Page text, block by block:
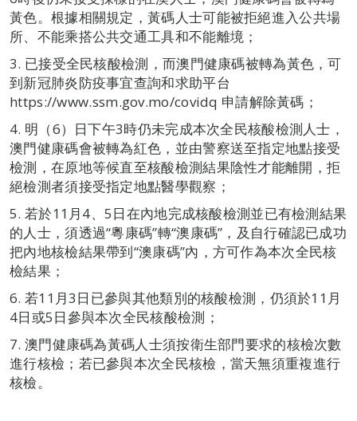
黃色。根據相關規定，黃碼人士可能被拒絕進入公共場
所、不能乘搭公共交通工具和不能離境；
3. 已接受全民核酸檢測，而澳門健康碼被轉為黃色，可
到新冠肺炎防疫事宜查詢和求助平台
https://www.ssm.gov.mo/covidq 申請解除黃碼；
4. 明（6）日下午3時仍未完成本次全民核酸檢測人士，
澳門健康碼會被轉為紅色，並由警察送至指定地點接受
檢測，在原地等候直至核酸檢測結果陰性才能離開，拒
絕檢測者須接受指定地點醫學觀察；
5. 若於11月4、5日在內地完成核酸檢測並已有檢測結果
的人士，須透過“粵康碼”轉“澳康碼”，及自行確認已成功
把內地核檢結果帶到“澳康碼”內，方可作為本次全民核
檢結果；
6. 若11月3日已參與其他類別的核酸檢測，仍須於11月
4日或5日參與本次全民核酸檢測；
7. 澳門健康碼為黃碼人士須按衛生部門要求的核檢次數
進行核檢；若已參與本次全民核檢，當天無須重複進行
核檢。